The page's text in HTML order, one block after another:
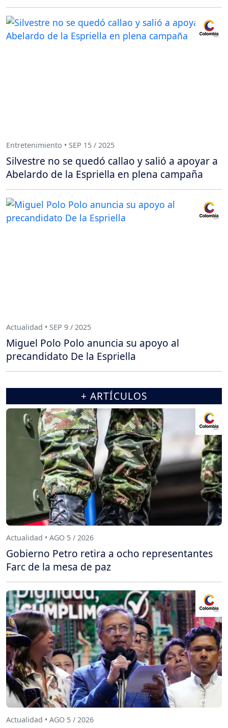
Entretenimiento • SEP 15 / 2025
Silvestre no se quedó callao y salió a apoyar a
Abelardo de la Espriella en plena campaña
Actualidad • SEP 9 / 2025
Miguel Polo Polo anuncia su apoyo al
precandidato De la Espriella
+ ARTÍCULOS
Actualidad • AGO 5 / 2026
Gobierno Petro retira a ocho representantes
Farc de la mesa de paz
Actualidad • AGO 5 / 2026